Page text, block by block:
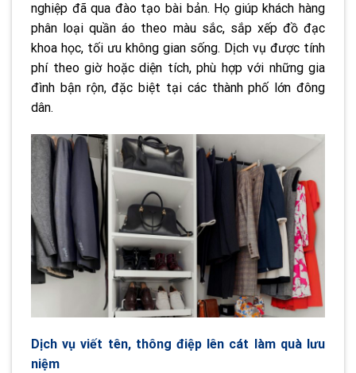
nghiệp đã qua đào tạo bài bản. Họ giúp khách hàng
phân loại quần áo theo màu sắc, sắp xếp đồ đạc
khoa học, tối ưu không gian sống. Dịch vụ được tính
phí theo giờ hoặc diện tích, phù hợp với những gia
đình bận rộn, đặc biệt tại các thành phố lớn đông
dân.
Dịch vụ viết tên, thông điệp lên cát làm quà lưu
niệm